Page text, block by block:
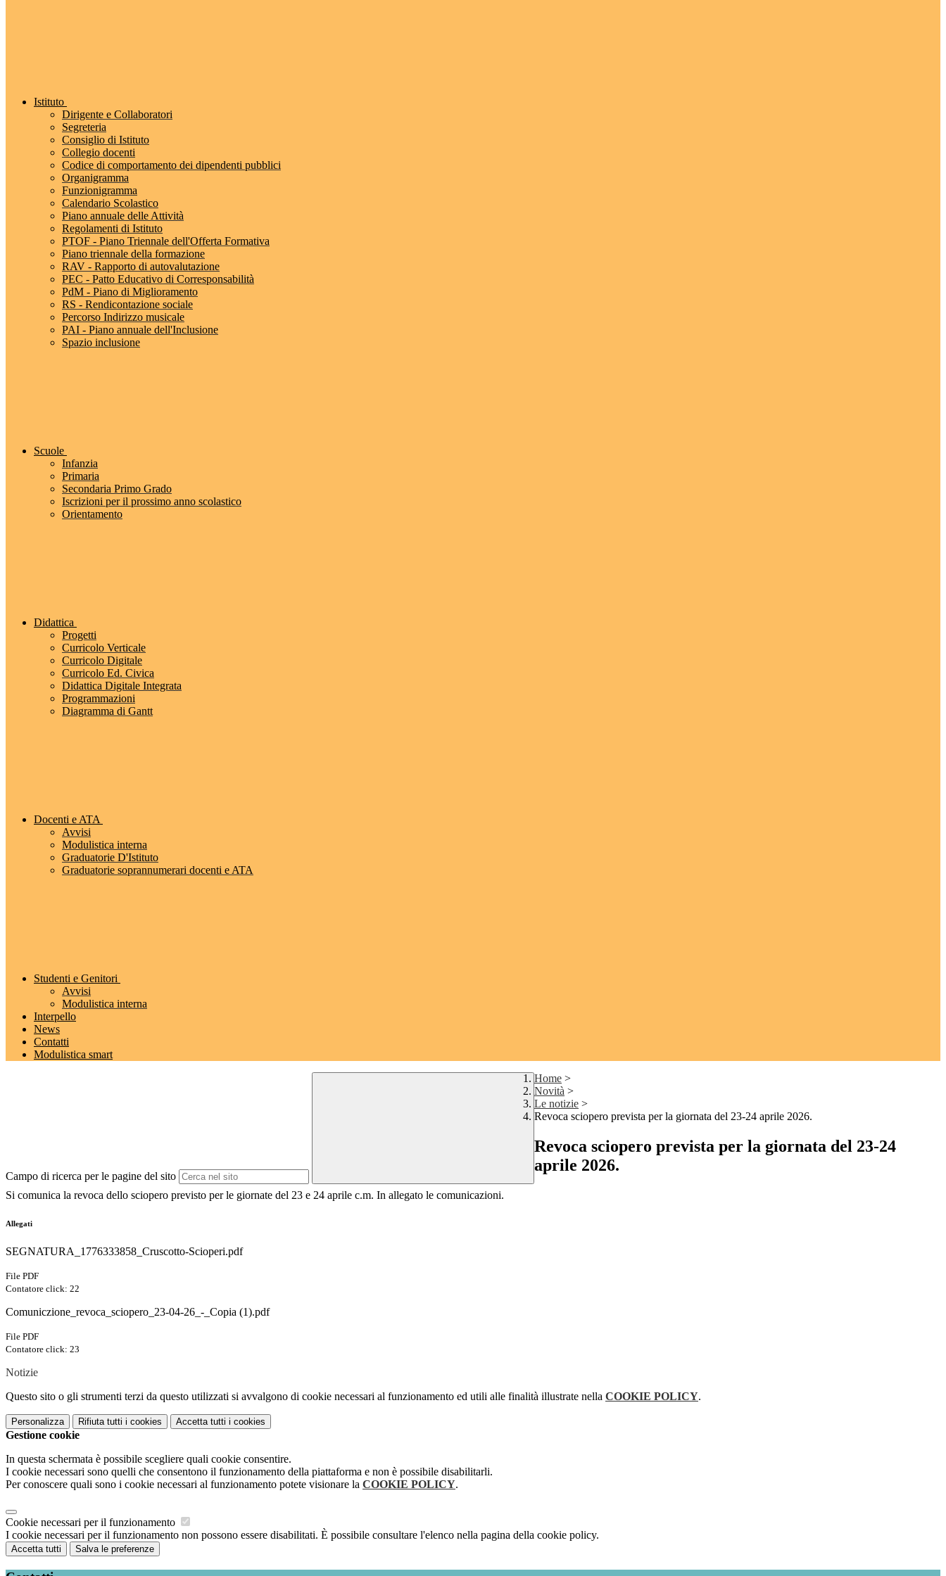
Istituto
Dirigente e Collaboratori
Segreteria
Consiglio di Istituto
Collegio docenti
Codice di comportamento dei dipendenti pubblici
Organigramma
Funzionigramma
Calendario Scolastico
Piano annuale delle Attività
Regolamenti di Istituto
PTOF - Piano Triennale dell'Offerta Formativa
Piano triennale della formazione
RAV - Rapporto di autovalutazione
PEC - Patto Educativo di Corresponsabilità
PdM - Piano di Miglioramento
RS - Rendicontazione sociale
Percorso Indirizzo musicale
PAI - Piano annuale dell'Inclusione
Spazio inclusione
Scuole
Infanzia
Primaria
Secondaria Primo Grado
Iscrizioni per il prossimo anno scolastico
Orientamento
Didattica
Progetti
Curricolo Verticale
Curricolo Digitale
Curricolo Ed. Civica
Didattica Digitale Integrata
Programmazioni
Diagramma di Gantt
Docenti e ATA
Avvisi
Modulistica interna
Graduatorie D'Istituto
Graduatorie soprannumerari docenti e ATA
Studenti e Genitori
Avvisi
Modulistica interna
Interpello
News
Contatti
Modulistica smart
Campo di ricerca per le pagine del sito
Home >
Novità >
Le notizie >
Revoca sciopero prevista per la giornata del 23-24 aprile 2026.
Revoca sciopero prevista per la giornata del 23-24
aprile 2026.
Si comunica la revoca dello sciopero previsto per le giornate del 23 e 24 aprile c.m. In allegato le comunicazioni.
Allegati
SEGNATURA_1776333858_Cruscotto-Scioperi.pdf
File PDF
Contatore click: 22
Comuniczione_revoca_sciopero_23-04-26_-_Copia (1).pdf
File PDF
Contatore click: 23
Notizie
Questo sito o gli strumenti terzi da questo utilizzati si avvalgono di cookie necessari al funzionamento ed utili alle finalità illustrate nella COOKIE POLICY.
Personalizza Rifiuta tutti i cookies Accetta tutti i cookies
Gestione cookie
In questa schermata è possibile scegliere quali cookie consentire.
I cookie necessari sono quelli che consentono il funzionamento della piattaforma e non è possibile disabilitarli.
Per conoscere quali sono i cookie necessari al funzionamento potete visionare la COOKIE POLICY.
Cookie necessari per il funzionamento
I cookie necessari per il funzionamento non possono essere disabilitati. È possibile consultare l'elenco nella pagina della cookie policy.
Accetta tutti Salva le preferenze